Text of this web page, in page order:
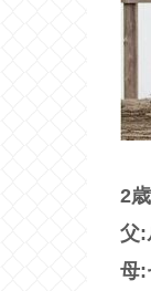
2
父:
母: